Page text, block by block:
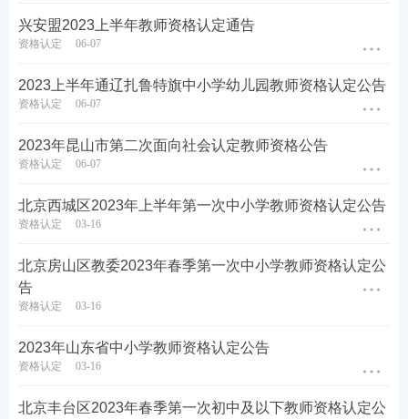
且所毕业学历为全日制幼儿师范学校师范生、全日制
普通高等学校师范生或全日制教育硕(博)士，首次申
格考试合格证明》。
纳入教育部免试认定改革范围的教育类研究生和师范
生，通过所在学校组织的师范生教育教学能力考核并
申请中小学教师资格无需提供《中小学教师资格考试
（四）身体条件
精神病史，能适应教育教学工作的需要。需按照国家
构指定的县级以上公立医院按照当地公务员体检标准
兴安盟2023上半年教师资格认定通告
资格认定 06-07
2023上半年通辽扎鲁特旗中小学幼儿园教师资格认定公告
资格认定 06-07
2023年昆山市第二次面向社会认定教师资格公告
资格认定 06-07
北京西城区2023年上半年第一次中小学教师资格认定公告
资格认定 03-16
北京房山区教委2023年春季第一次中小学教师资格认定公
告
资格认定 03-16
2023年山东省中小学教师资格认定公告
资格认定 03-16
北京丰台区2023年春季第一次初中及以下教师资格认定公